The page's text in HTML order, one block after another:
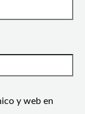
y web en